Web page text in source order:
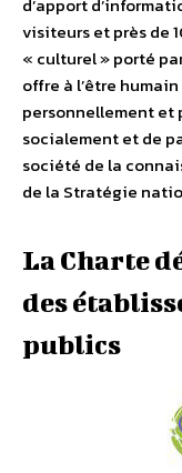
d’apport
visiteurs et près de
« culturel » porté
offre à l’être
personnellement et
socialement et de
société de la
de la Stratégie
La Charte
des
publics